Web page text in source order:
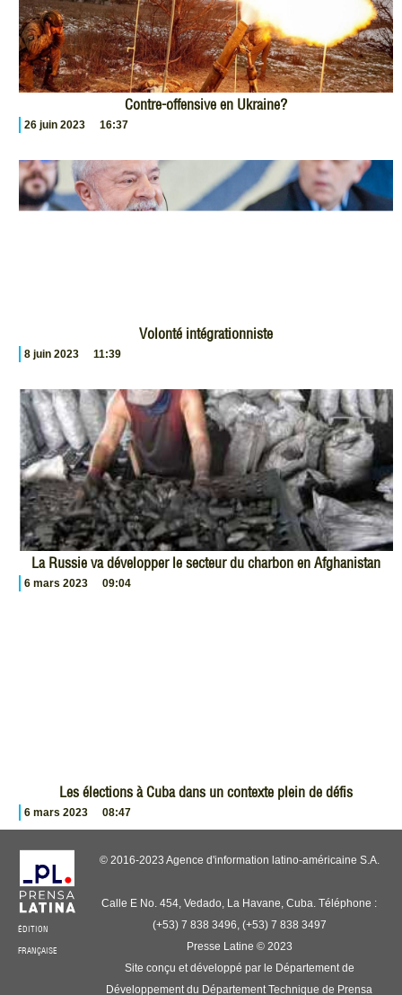
Contre-offensive en Ukraine?
26 juin 2023 16:37
Volonté intégrationniste
8 juin 2023 11:39
La Russie va développer le secteur du charbon en Afghanistan
6 mars 2023 09:04
Les élections à Cuba dans un contexte plein de défis
6 mars 2023 08:47
ÉDITION
FRANÇAISE
© 2016-2023 Agence d'information latino-américaine S.A.
Calle E No. 454, Vedado, La Havane, Cuba. Téléphone :
(+53) 7 838 3496, (+53) 7 838 3497
Presse Latine © 2023
Site conçu et développé par le Département de
Développement du Département Technique de Prensa